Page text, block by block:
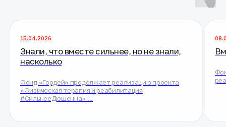
15.04.2026
Знали, что вместе сильнее, но не знали,
насколько
Фонд «Гордей» продолжает реализацию проекта
«Физическая терапия и реабилитация
#СильнееДюшенна» ...